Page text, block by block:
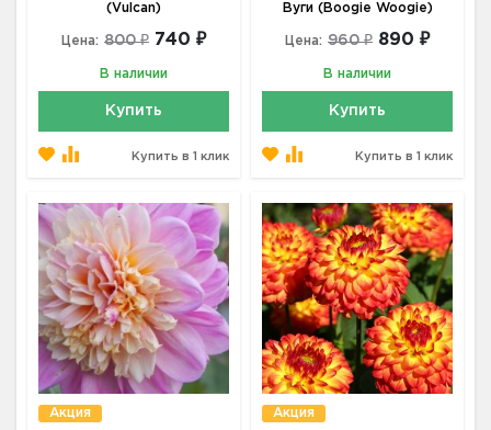
(Vulcan)
Цена: 800 ₽ 740 ₽
В наличии
Купить
Купить в 1 клик
Вуги (Boogie Woogie)
Цена: 960 ₽ 890 ₽
В наличии
Купить
Купить в 1 клик
Акция Акция